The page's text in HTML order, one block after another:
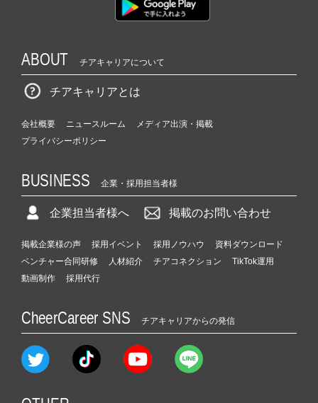
ABOUT チアキャリアについて
チアキャリアとは
会社概要 ニュースルーム
メディア出演・掲載
プライバシーポリシー
BUSINESS 企業・採用担当者様
企業担当者様へ 掲載のお問い合わせ
掲載企業様の声 採用イベント 採用ノウハウ
資料ダウンロード
ベンチャー合同研修
人材紹介 チアコネクション
TikTok運用
動画制作
採用代行
CheerCareer SNS チアキャリアからの発信